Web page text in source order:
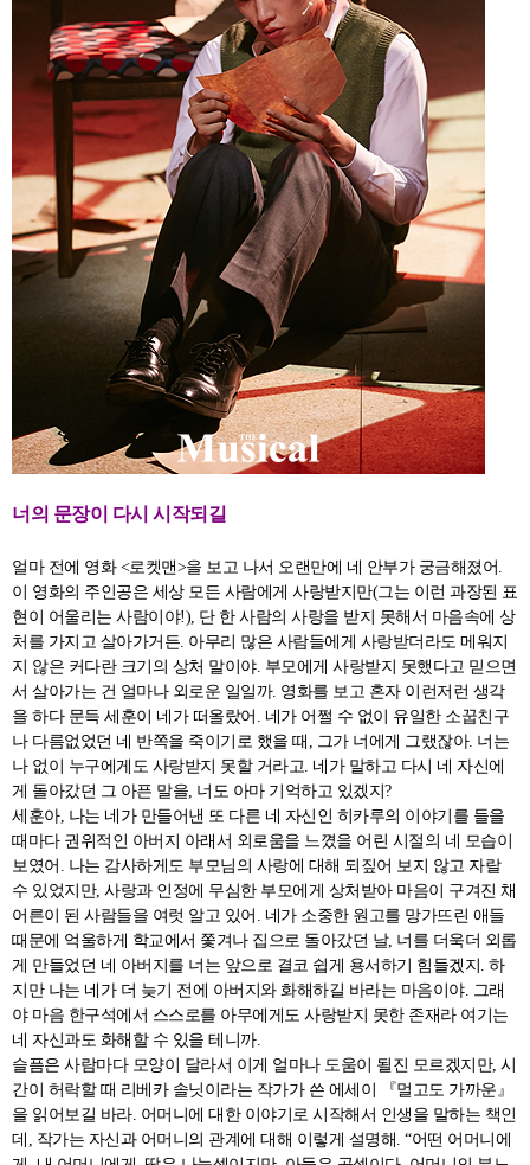
너의 문장이 다시 시작되길
얼마 전에 영화 <로켓맨>을 보고 나서 오랜만에 네 안부가 궁금해졌어.
이 영화의 주인공은 세상 모든 사람에게 사랑받지만(그는 이런 과장된 표
현이 어울리는 사람이야!), 단 한 사람의 사랑을 받지 못해서 마음속에 상
처를 가지고 살아가거든. 아무리 많은 사람들에게 사랑받더라도 메워지
지 않은 커다란 크기의 상처 말이야. 부모에게 사랑받지 못했다고 믿으면
서 살아가는 건 얼마나 외로운 일일까. 영화를 보고 혼자 이런저런 생각
을 하다 문득 세훈이 네가 떠올랐어. 네가 어쩔 수 없이 유일한 소꿉친구
나 다름없었던 네 반쪽을 죽이기로 했을 때, 그가 너에게 그랬잖아. 너는
나 없이 누구에게도 사랑받지 못할 거라고. 네가 말하고 다시 네 자신에
게 돌아갔던 그 아픈 말을, 너도 아마 기억하고 있겠지?
세훈아, 나는 네가 만들어낸 또 다른 네 자신인 히카루의 이야기를 들을
때마다 권위적인 아버지 아래서 외로움을 느꼈을 어린 시절의 네 모습이
보였어. 나는 감사하게도 부모님의 사랑에 대해 되짚어 보지 않고 자랄
수 있었지만, 사랑과 인정에 무심한 부모에게 상처받아 마음이 구겨진 채
어른이 된 사람들을 여럿 알고 있어. 네가 소중한 원고를 망가뜨린 애들
때문에 억울하게 학교에서 쫓겨나 집으로 돌아갔던 날, 너를 더욱더 외롭
게 만들었던 네 아버지를 너는 앞으로 결코 쉽게 용서하기 힘들겠지. 하
지만 나는 네가 더 늦기 전에 아버지와 화해하길 바라는 마음이야. 그래
야 마음 한구석에서 스스로를 아무에게도 사랑받지 못한 존재라 여기는
네 자신과도 화해할 수 있을 테니까.
슬픔은 사람마다 모양이 달라서 이게 얼마나 도움이 될진 모르겠지만, 시
간이 허락할 때 리베카 솔닛이라는 작가가 쓴 에세이 『멀고도 가까운』
을 읽어보길 바라. 어머니에 대한 이야기로 시작해서 인생을 말하는 책인
데, 작가는 자신과 어머니의 관계에 대해 이렇게 설명해. “어떤 어머니에